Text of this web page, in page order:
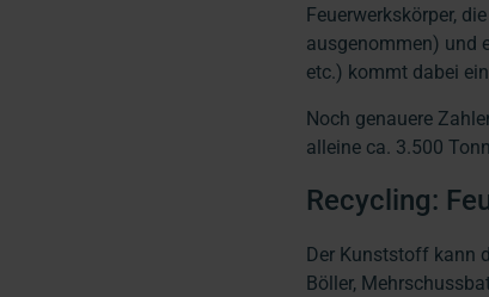
Feuerwerkskörper,
ausgenommen) und
etc.) kommt dabei
Noch genauere
alleine ca. 3.500
Recycling:
Der Kunststoff kann
Böller,